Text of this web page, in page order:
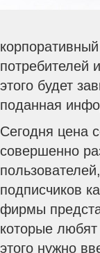
потребителей
этого будет
поданная
Сегодня цена
совершенно
подписчиков
фирмы
которые
этого нужно